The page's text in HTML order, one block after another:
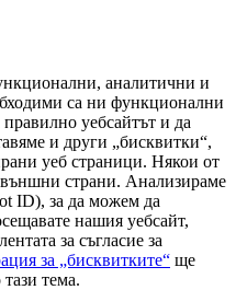
аналитични и
са ни функционални
уебсайтът и да
и други „бисквитки“,
уеб страници. Някои от
външни страни. Анализираме
ID), за да можем да
нашия уебсайт,
за съгласие за
за „бисквитките“ ще
тема.